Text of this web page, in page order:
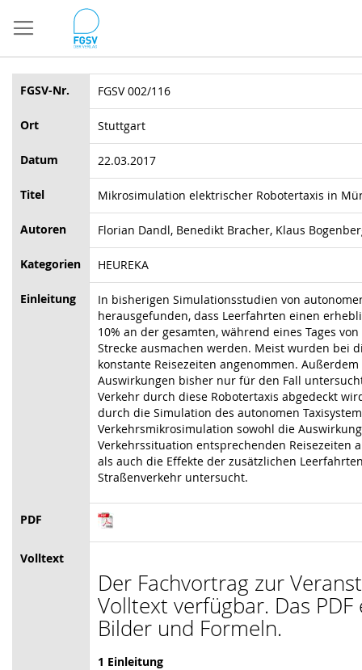
zum
Inhalt
FGSV-Nr. FGSV 002/116
Ort Stuttgart
Datum 22.03.2017
Titel Mikrosimulation elektrischer Robotertaxis in
Autoren Florian Dandl, Benedikt Bracher, Klaus
Kategorien HEUREKA
Einleitung
In bisherigen Simulationsstudien von
herausgefunden, dass Leerfahrten einen
10% an der gesamten, während eines Tages
Strecke ausmachen werden. Meist wurden bei
konstante Reisezeiten angenommen.
Auswirkungen bisher nur für den Fall
Verkehr durch diese Robotertaxis abgedeckt
durch die Simulation des autonomen
Verkehrsmikrosimulation sowohl die
Verkehrssituation entsprechenden Reisezeiten
als auch die Effekte der zusätzlichen
Straßenverkehr untersucht.
PDF
Volltext
Der Fachvortrag zur
Volltext verfügbar. Das
Bilder und Formeln.
1 Einleitung